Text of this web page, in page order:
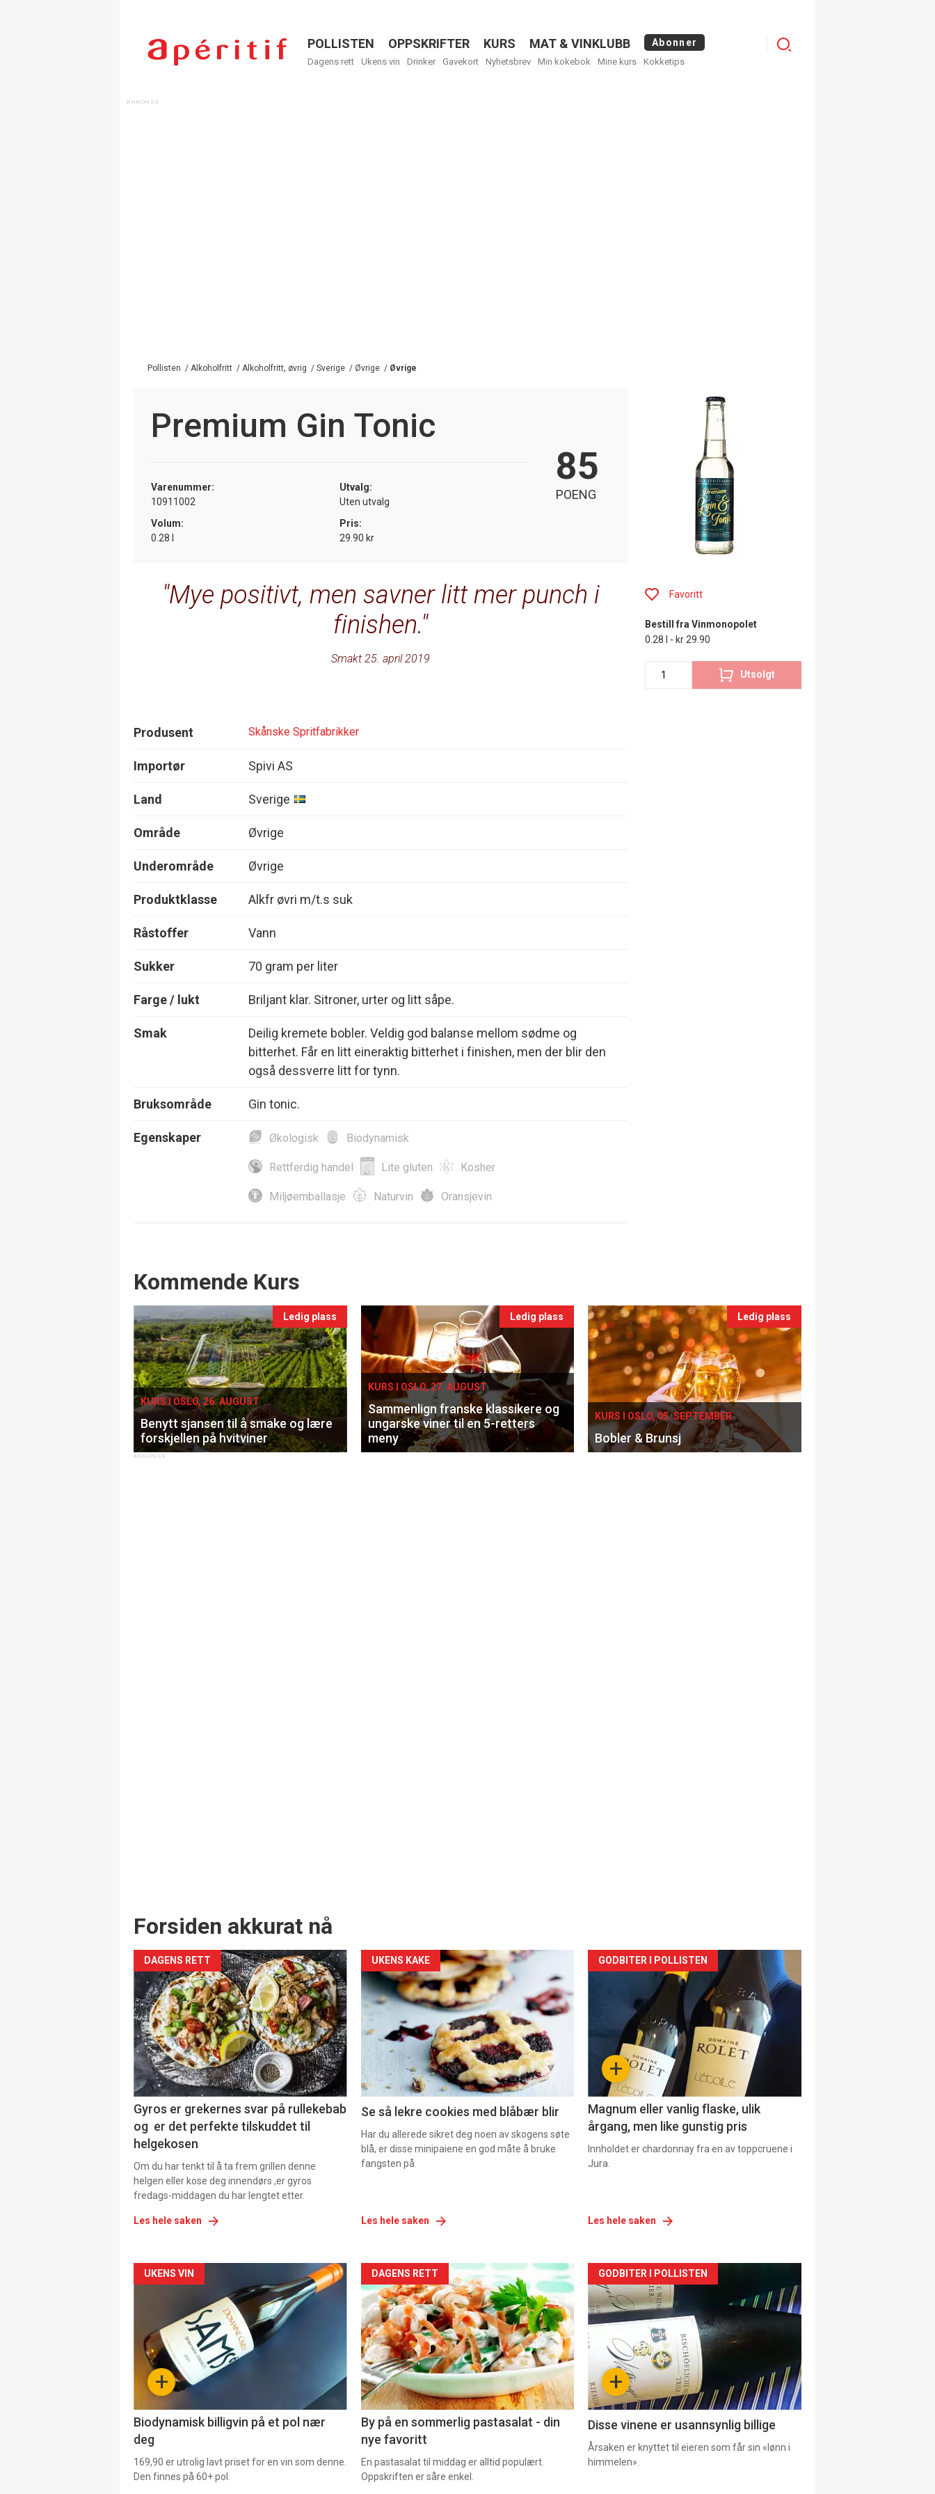
Menu
POLLISTEN OPPSKRIFTER KURS MAT & VINKLUBB Abonner
Dagens rett Ukens vin Drinker Gavekort Nyhetsbrev Min kokebok Mine kurs Kokketips
Menu
Pollisten / Alkoholfritt / Alkoholfritt, øvrig / Sverige / Øvrige / Øvrige
Premium Gin Tonic
Varenummer:
10911002
Utvalg:
Uten utvalg
Volum:
0.28 l
Pris:
29.90 kr
85
POENG
Mye positivt, men savner litt mer punch i
finishen.
Smakt 25. april 2019
Produsent Skånske Spritfabrikker
Importør Spivi AS
Land Sverige
Område Øvrige
Underområde Øvrige
Produktklasse Alkfr øvri m/t.s suk
Råstoffer Vann
Sukker 70 gram per liter
Farge / lukt Briljant klar. Sitroner, urter og litt såpe.
Smak
Deilig kremete bobler. Veldig god balanse mellom sødme og
bitterhet. Får en litt eineraktig bitterhet i finishen, men der blir den
også dessverre litt for tynn.
Bruksområde Gin tonic.
Egenskaper Økologisk Biodynamisk
Rettferdig handel Lite gluten Kosher
Miljøemballasje Naturvin Oransjevin
Favoritt
Bestill fra Vinmonopolet
0.28 l - kr 29.90
Utsolgt
Events
Kommende Kurs
Ledig plass
KURS I OSLO, 26. AUGUST
Benytt sjansen til å smake og lære
forskjellen på hvitviner
Ledig plass
KURS I OSLO, 27. AUGUST
Sammenlign franske klassikere og
ungarske viner til en 5-retters
meny
Ledig plass
KURS I OSLO, 05. SEPTEMBER
Bobler & Brunsj
Forsiden akkurat nå
DAGENS RETT
Gyros er grekernes svar på rullekebab
og er det perfekte tilskuddet til
helgekosen
Om du har tenkt til å ta frem grillen denne
helgen eller kose deg innendørs ,er gyros
fredags-middagen du har lengtet etter.
Les hele saken
Forsiden
akkurat
nå
2
UKENS KAKE
Se så lekre cookies med blåbær blir
Har du allerede sikret deg noen av skogens søte
blå, er disse minipaiene en god måte å bruke
fangsten på.
Les hele saken
Forsiden
akkurat
nå
+
GODBITER I POLLISTEN
Magnum eller vanlig flaske, ulik
årgang, men like gunstig pris
Innholdet er chardonnay fra en av toppcruene i
Jura.
Les hele saken
Forsiden
akkurat
nå
-
+
UKENS VIN
Biodynamisk billigvin på et pol nær
deg
169,90 er utrolig lavt priset for en vin som denne.
Den finnes på 60+ pol.
Forsiden
akkurat
nå
-
5
DAGENS RETT
By på en sommerlig pastasalat - din
nye favoritt
En pastasalat til middag er alltid populært.
Oppskriften er såre enkel.
Forsiden
akkurat
nå
6 +
GODBITER I POLLISTEN
Disse vinene er usannsynlig billige
Årsaken er knyttet til eieren som får sin «lønn i
himmelen».